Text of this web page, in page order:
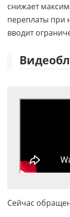
снижает
переплаты при
вводит
Сейчас